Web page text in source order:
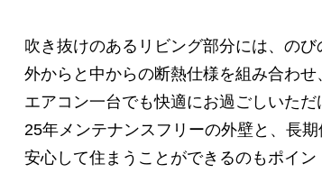
吹き抜けのあるリビング部分には、のび
外からと中からの断熱仕様を組み合わせ
エアコン一台でも快適にお過ごしいただ
25年メンテナンスフリーの外壁と、長
安心して住まうことができるのもポイン